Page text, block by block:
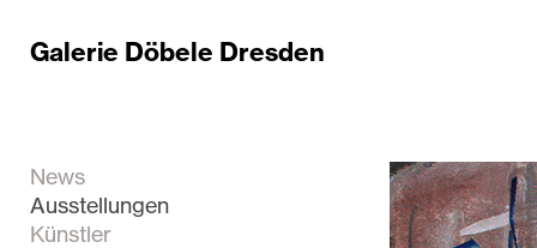
Galerie Döbele Dresden
News
Ausstellungen
Künstler